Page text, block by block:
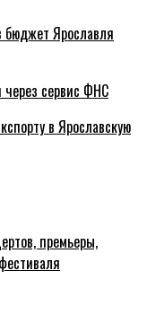
бюджет Ярославля
сервис ФНС
в Ярославскую
премьеры,